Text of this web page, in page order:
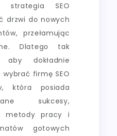
strategia SEO
drzwi do nowych
przełamując
Dlatego tak
dokładnie
firmę SEO
która posiada
sukcesy,
metody pracy i
gotowych